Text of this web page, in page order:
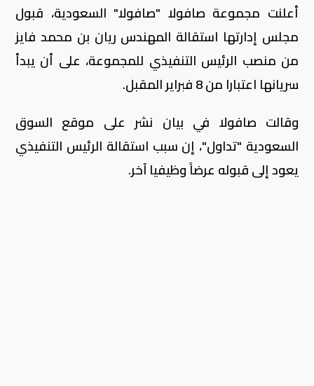
أعلنت مجموعة صافولا "صافولا" السعودية، قبول
مجلس إدارتها استقالة المهندس ريان بن محمد فايز
من منصب الرئيس التنفيذي للمجموعة، على أن يبدأ
سريانها اعتبارا من 8 فبراير المقبل.
وقالت صافولا في بيان نشر على موقع السوق
السعودية "تداول"، إن سبب استقالة الرئيس التنفيذي
يعود إلى قبوله عرضاً وظيفيا آخر.